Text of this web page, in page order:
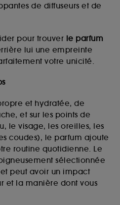
de diffuseurs et de
pour trouver le parfum
lui une empreinte
votre unicité.
et hydratée, de
et sur les points de
le visage, les oreilles, les
coudes), le parfum ajoute
routine quotidienne. Le
sélectionnée
peut avoir un impact
et la manière dont vous